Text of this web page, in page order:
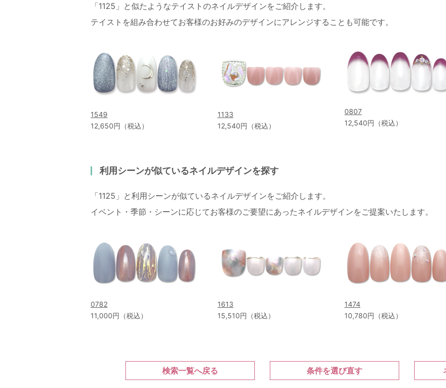
「1125」と似たようなテイストのネイルデザインをご紹介します。
テイストを組み合わせてお客様のお好みのデザインにアレンジすることも可能です。
1549
12,650円（税込）
1133
12,540円（税込）
0807
12,540円（税込）
利用シーンが似ているネイルデザインを探す
「1125」と利用シーンが似ているネイルデザインをご紹介します。
イベント・季節・シーンに応じてお客様のご要望にあったネイルデザインをご提案いたします。
0782
11,000円（税込）
1613
15,510円（税込）
1474
10,780円（税込）
検索一覧へ戻る 条件を選び直す